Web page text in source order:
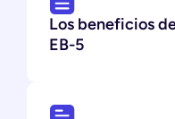
Los beneficios
EB-5